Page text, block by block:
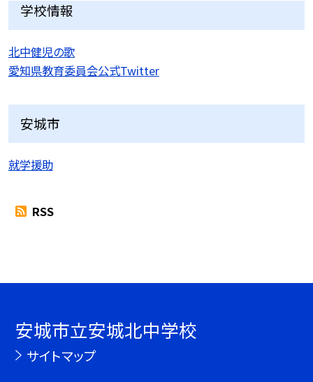
学校情報
北中健児の歌
愛知県教育委員会公式Twitter
安城市
就学援助
RSS
安城市立安城北中学校
サイトマップ